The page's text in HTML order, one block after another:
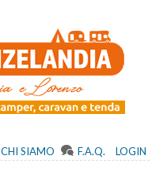
CHI SIAMO F.A.Q. LOGIN